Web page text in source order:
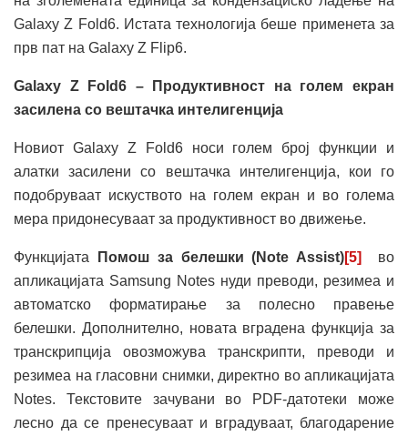
Galaxy Z Fold6. Истата технологија беше применета за
прв пат на Galaxy Z Flip6.
Galaxy Z Fold6 – Продуктивност на голем екран
засилена со вештачка интелигенција
Новиот Galaxy Z Fold6 носи голем број функции и
алатки засилени со вештачка интелигенција, кои го
подобруваат искуството на голем екран и во голема
мера придонесуваат за продуктивност во движење.
Функцијата Помош за белешки (Note Assist)[5]
во
апликацијата Samsung Notes нуди преводи, резимеа и
автоматско форматирање за полесно правење
белешки. Дополнително, новата вградена функција за
транскрипција овозможува транскрипти, преводи и
резимеа на гласовни снимки, директно во апликацијата
Notes. Текстовите зачувани во PDF-датотеки може
лесно да се пренесуваат и вградуваат, благодарение